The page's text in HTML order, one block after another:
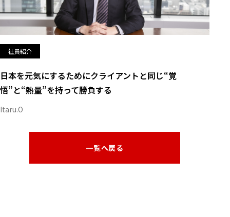
社員紹介
日本を元気にするためにクライアントと同じ“覚
悟”と“熱量”を持って勝負する
Itaru.O
一覧へ戻る